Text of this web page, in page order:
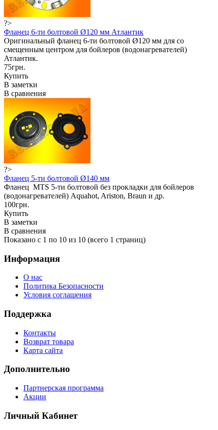
?>
Фланец 6-ти болтовой Ø120 мм Атлантик
Оригинальный фланец 6-ти болтовой Ø120 мм для со
смещенным центром для бойлеров (водонагревателей)
Атлантик.
75грн.
Купить
В заметки
В сравнения
?>
Фланец 5-ти болтовой Ø140 мм
Фланец MTS 5-ти болтовой без прокладки для бойлеров
(водонагревателей) Aquahot, Ariston, Braun и др.
100грн.
Купить
В заметки
В сравнения
Показано с 1 по 10 из 10 (всего 1 страниц)
Информация
О нас
Политика Безопасности
Условия соглашения
Поддержка
Контакты
Возврат товара
Карта сайта
Дополнительно
Партнерская программа
Акции
Личный Кабинет